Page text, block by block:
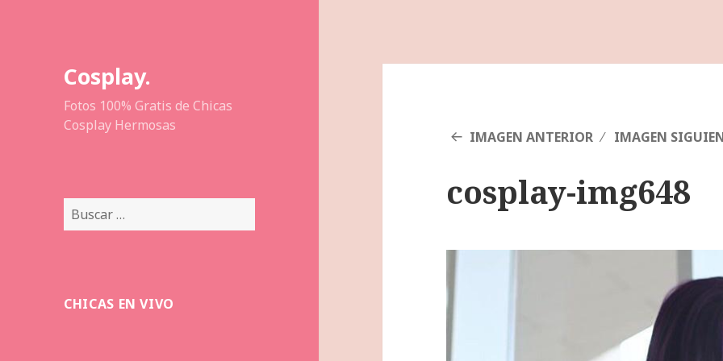
Cosplay.
Fotos 100% Gratis de Chicas
Cosplay Hermosas
Buscar:
CHICAS EN VIVO
IMAGEN ANTERIOR IMAGEN
cosplay-img648